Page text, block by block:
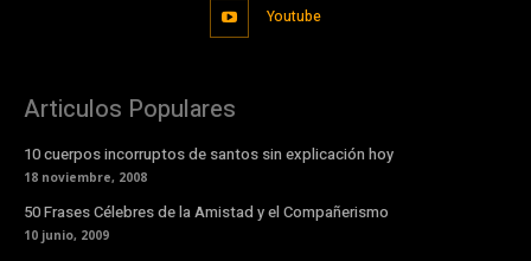
Youtube
Articulos Populares
10 cuerpos incorruptos de santos sin explicación hoy
18 noviembre, 2008
50 Frases Célebres de la Amistad y el Compañerismo
10 junio, 2009